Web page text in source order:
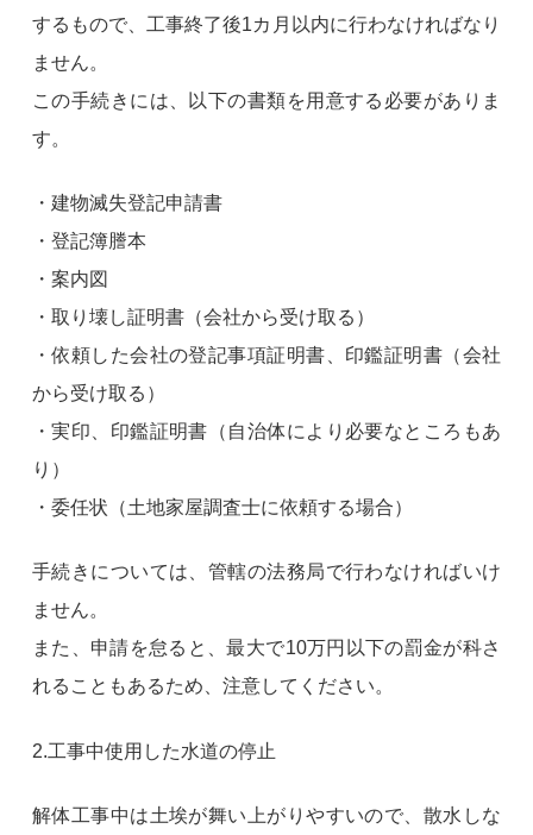
するもので、工事終了後1カ月以内に行わなければなり
ません。
この手続きには、以下の書類を用意する必要がありま
す。
・建物滅失登記申請書
・登記簿謄本
・案内図
・取り壊し証明書（会社から受け取る）
・依頼した会社の登記事項証明書、印鑑証明書（会社
から受け取る）
・実印、印鑑証明書（自治体により必要なところもあ
り）
・委任状（土地家屋調査士に依頼する場合）
手続きについては、管轄の法務局で行わなければいけ
ません。
また、申請を怠ると、最大で10万円以下の罰金が科さ
れることもあるため、注意してください。
2.工事中使用した水道の停止
解体工事中は土埃が舞い上がりやすいので、散水しな